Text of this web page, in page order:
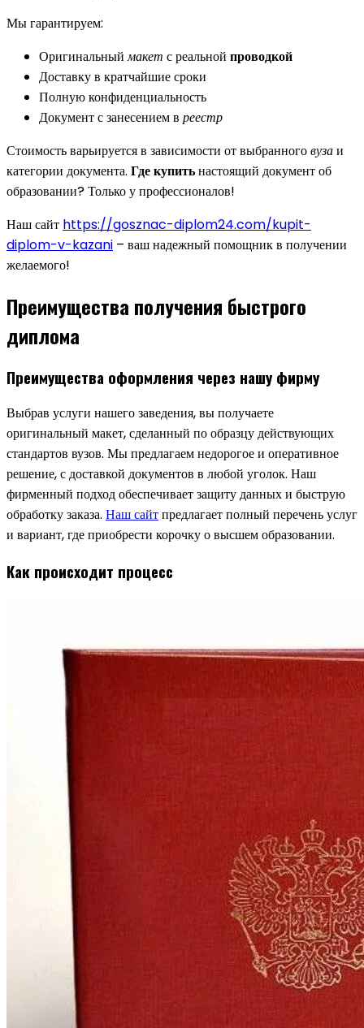
Мы гарантируем:
Оригинальныймакет с реальной проводкой
Доставку в кратчайшие сроки
Полную конфиденциальность
Документ с занесением в реестр
Стоимость варьируется в зависимости от выбранноговузаи
категории документа. Где купитьнастоящий документ об
образовании? Только у профессионалов!
Наш сайт https://gosznac-diplom24.com/kupit-
diplom-v-kazani – ваш надежный помощник в получении
желаемого!
Преимущества получения быстрого
диплома
Преимущества оформления через нашу фирму
Выбрав услуги нашего заведения, вы получаете
оригинальный макет, сделанный по образцу действующих
стандартов вузов. Мы предлагаем недорогое и оперативное
решение, с доставкой документов в любой уголок. Наш
фирменный подход обеспечивает защиту данных и быструю
обработку заказа. Наш сайтпредлагает полный перечень услуг
и вариант, где приобрести корочку о высшем образовании.
Как происходит процесс